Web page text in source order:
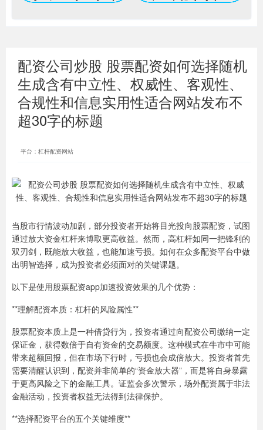
配资公司炒股 股票配资如何选择随机
生成含有中立性、权威性、客观性、
合规性和信息实用性适合网站发布不
超30字的标题
平台：杠杆配资网站
当股市行情波动加剧，部分投资者开始将目光投向股票配资，试图
通过放大资金杠杆来博取更高收益。然而，高杠杆如同一把锋利的
双刃剑，既能放大收益，也能加速亏损。如何在众多配资平台中做
出明智选择，成为投资者必须面对的关键课题。
以下是使用股票配资app加速投资效果的几个优势：
**理解配资本质：杠杆的风险属性**
股票配资本质上是一种借贷行为，投资者通过向配资公司缴纳一定
保证金，获得数倍于自有资金的交易额度。这种模式在牛市中可能
带来超额回报，但在市场下行时，亏损也会成倍放大。投资者首先
需要清醒认识到，配资并非简单的“资金放大器”，而是将自身暴露
于更高风险之下的金融工具。证监会多次警示，场外配资属于非法
金融活动，投资者权益无法得到法律保护。
**选择配资平台的五个关键维度**